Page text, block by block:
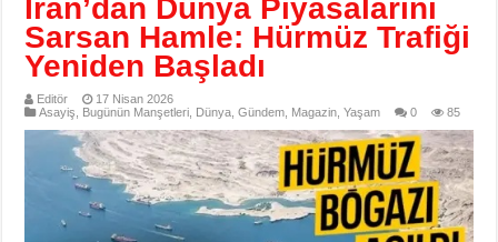
İran’dan Dünya Piyasalarını
Sarsan Hamle: Hürmüz Trafiği
Yeniden Başladı
Editör
17 Nisan 2026
Asayiş
Bugünün Manşetleri Dünya ,Gündem Magazin ,Yaşam 0 85